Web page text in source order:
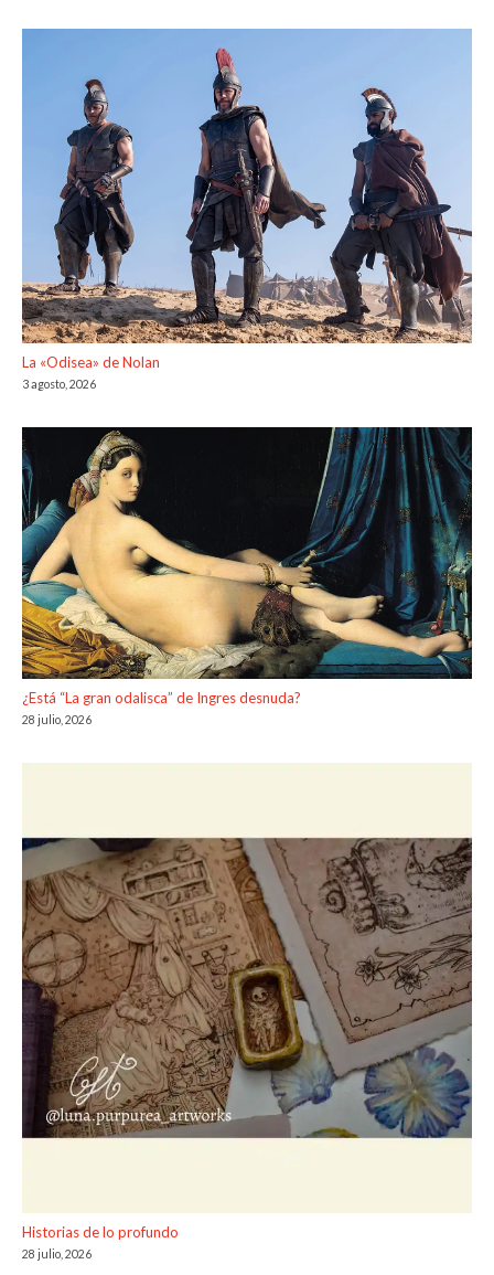
La «Odisea» de Nolan
3 agosto, 2026
¿Está “La gran odalisca” de Ingres desnuda?
28 julio, 2026
Historias de lo profundo
28 julio, 2026